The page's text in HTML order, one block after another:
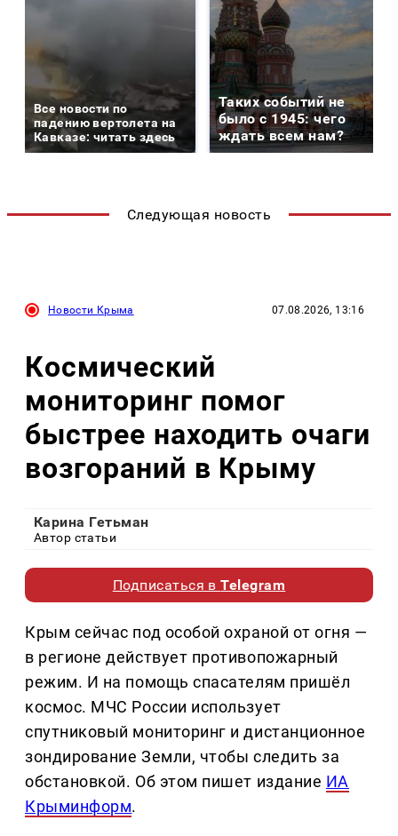
Все новости по
падению вертолета на
Кавказе: читать здесь
Таких событий не
было с 1945: чего
ждать всем нам?
Следующая новость
Новости Крыма 07.08.2026, 13:16
Космический
мониторинг помог
быстрее находить очаги
возгораний в Крыму
Карина Гетьман
Автор статьи
Подписаться вTelegram
Крым сейчас под особой охраной от огня —
в регионе действует противопожарный
режим. И на помощь спасателям пришёл
космос. МЧС России использует
спутниковый мониторинг и дистанционное
зондирование Земли, чтобы следить за
обстановкой. Об этом пишет издание ИА
Крыминформ.